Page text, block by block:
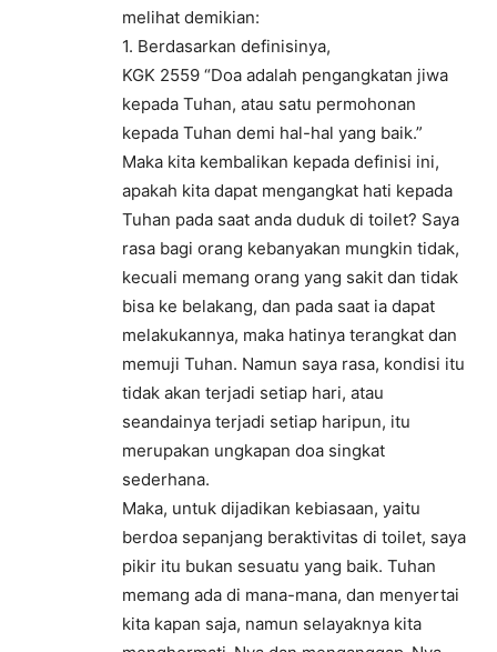
melihat demikian:
1. Berdasarkan definisinya,
KGK 2559 “Doa adalah pengangkatan jiwa
kepada Tuhan, atau satu permohonan
kepada Tuhan demi hal-hal yang baik.”
Maka kita kembalikan kepada definisi ini,
apakah kita dapat mengangkat hati kepada
Tuhan pada saat anda duduk di toilet? Saya
rasa bagi orang kebanyakan mungkin tidak,
kecuali memang orang yang sakit dan tidak
bisa ke belakang, dan pada saat ia dapat
melakukannya, maka hatinya terangkat dan
memuji Tuhan. Namun saya rasa, kondisi itu
tidak akan terjadi setiap hari, atau
seandainya terjadi setiap haripun, itu
merupakan ungkapan doa singkat
sederhana.
Maka, untuk dijadikan kebiasaan, yaitu
berdoa sepanjang beraktivitas di toilet, saya
pikir itu bukan sesuatu yang baik. Tuhan
memang ada di mana-mana, dan menyertai
kita kapan saja, namun selayaknya kita